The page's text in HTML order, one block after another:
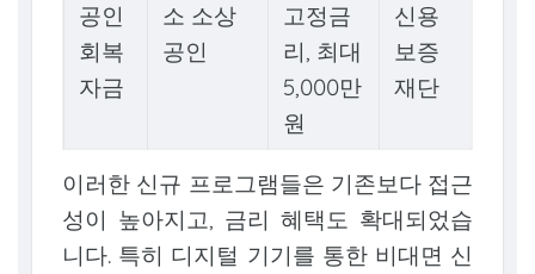
공인
회복
자금
소 소상
공인
고정금
리, 최대
5,000만
원
신용
보증
재단
이러한 신규 프로그램들은 기존보다 접근
성이 높아지고, 금리 혜택도 확대되었습
니다. 특히 디지털 기기를 통한 비대면 신